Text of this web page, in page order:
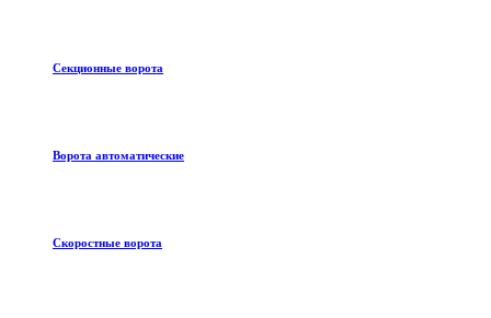
Секционные ворота
Ворота автоматические
Скоростные ворота